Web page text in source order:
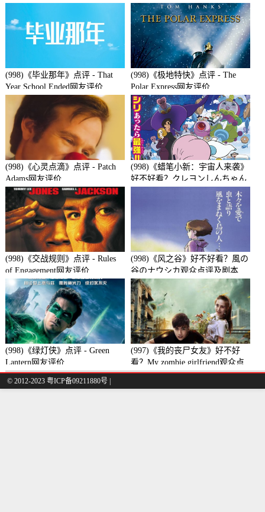
(998)《毕业那年》点评 - That
Year School Ended网友评价
(998)《极地特快》点评 - The
Polar Express网友评价
(998)《心灵点滴》点评 - Patch
Adams网友评价
(998)《蜡笔小新：宇宙人来袭》
好不好看？クレヨンしんちゃん
襲来!!宇宙人シリリ观众点评及
(998)《交战规则》点评 - Rules
of Engagement网友评价
(998)《风之谷》好不好看？風の
谷のナウシカ观众点评及剧本
(998)《绿灯侠》点评 - Green
Lantern网友评价
(997)《我的丧尸女友》好不好
看？My zombie girlfriend观众点
评及剧本
© 2012-2023 粤ICP备09211880号 |